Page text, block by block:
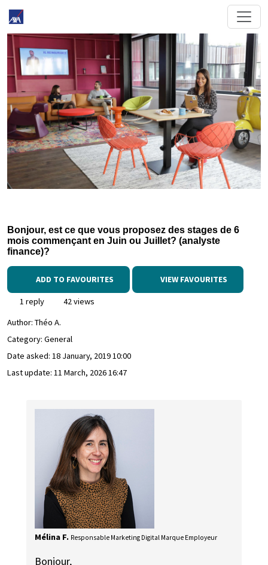
Bonjour, est ce que vous proposez des stages de 6
mois commençant en Juin ou Juillet? (analyste
finance)?
ADD TO FAVOURITES VIEW FAVOURITES
1 reply
42 views
Author: Théo A.
Category: General
Date asked: 18 January, 2019 10:00
Last update: 11 March, 2026 16:47
Mélina F. Responsable Marketing Digital Marque Employeur
Bonjour,